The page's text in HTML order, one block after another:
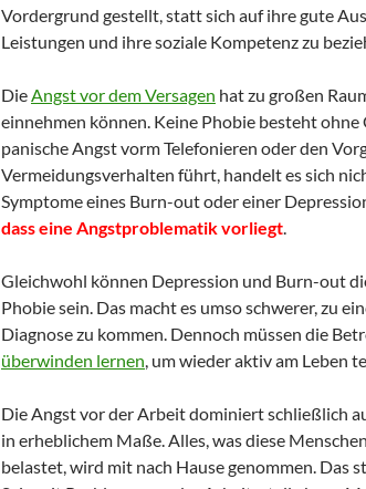
Vordergrund gestellt, statt sich auf ihre gute
Leistungen und ihre soziale Kompetenz zu
DieAngst vor dem Versagen hat zu großen
einnehmen können. Keine Phobie besteht ohne
panische Angst vorm Telefonieren oder den
Vermeidungsverhalten führt, handelt es sich
Symptome eines Burn-out oder einer
dass eine Angstproblematik vorliegt.
Gleichwohl können Depression und Burn-out
Phobie sein. Das macht es umso schwerer, zu
Diagnose zu kommen. Dennoch müssen die
überwinden lernen, um wieder aktiv am Leben
Die Angst vor der Arbeit dominiert schließlich
in erheblichem Maße. Alles, was diese
belastet, wird mit nach Hause genommen. Das